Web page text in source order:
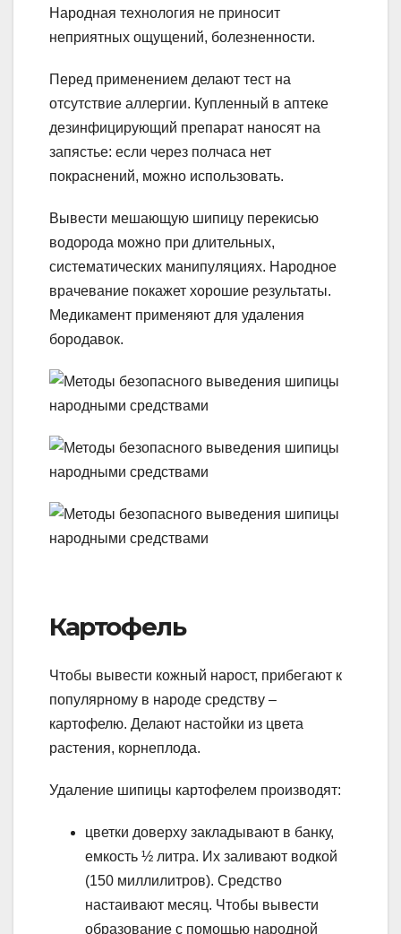
Народная технология не приносит
неприятных ощущений, болезненности.
Перед применением делают тест на
отсутствие аллергии. Купленный в аптеке
дезинфицирующий препарат наносят на
запястье: если через полчаса нет
покраснений, можно использовать.
Вывести мешающую шипицу перекисью
водорода можно при длительных,
систематических манипуляциях. Народное
врачевание покажет хорошие результаты.
Медикамент применяют для удаления
бородавок.
Картофель
Чтобы вывести кожный нарост, прибегают к
популярному в народе средству –
картофелю. Делают настойки из цвета
растения, корнеплода.
Удаление шипицы картофелем производят:
цветки доверху закладывают в банку,
емкость ½ литра. Их заливают водкой
(150 миллилитров). Средство
настаивают месяц. Чтобы вывести
образование с помощью народной